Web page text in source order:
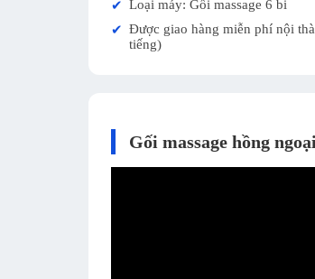
✔ Loại máy: Gối massage 6 bi
✔ Được giao hàng miễn phí nội
tiếng)
Gối massage hồng